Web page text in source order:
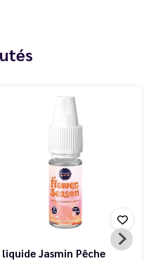
liquide Jasmin Pêche